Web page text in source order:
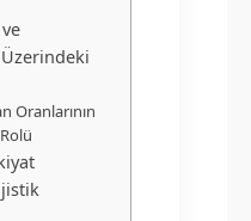
Oranlarının